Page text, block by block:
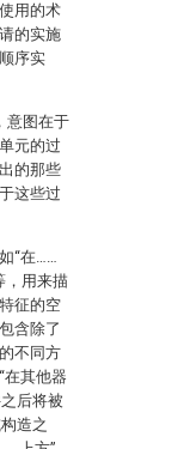
用的术
的实施
序实
意图在于
元的过
的那些
这些过
“在……
，用来描
征的空
含除了
不同方
在其他器
后将被
造之